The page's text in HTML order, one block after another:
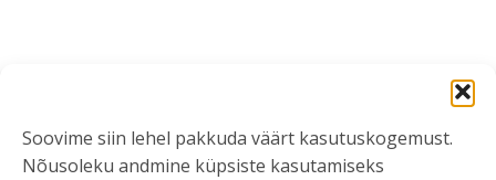
Soovime siin lehel pakkuda väärt kasutuskogemust.
Nõusoleku andmine küpsiste kasutamiseks